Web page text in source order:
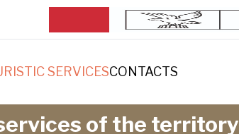
SERVICESCONTACTS
of the territory